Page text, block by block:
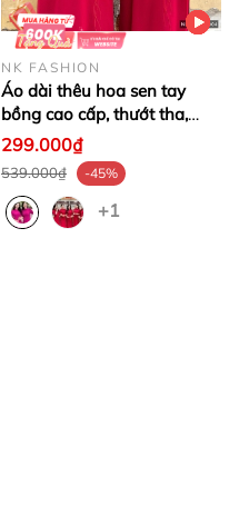
NK FASHION
Áo dài thêu hoa sen tay
bồng cao cấp, thướt tha,
mang nét truyền thống phụ
nữ Việt NKDV2411004 ( ko
kèm quần + PK)
299.000₫
539.000₫ -45%
+1